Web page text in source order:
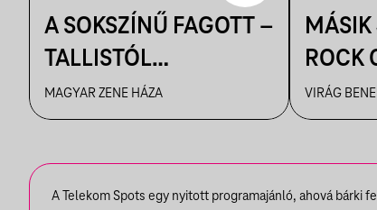
A SOKSZÍNŰ FAGOTT –
TALLISTÓL
PIAZZOLLÁIG
MAGYAR ZENE HÁZA
ROCK
VBH
VIRÁG
A Telekom Spots egy nyitott programajánló, ahová bárki